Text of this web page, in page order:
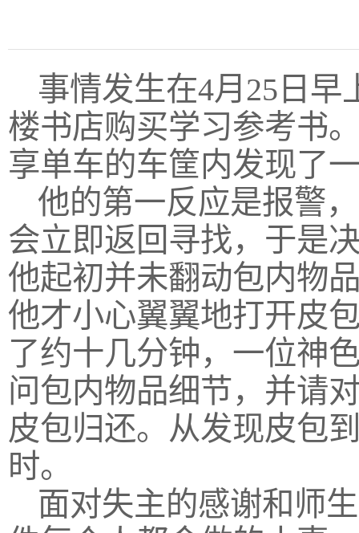
事情发生在4月25日
楼书店购买学习参考书
享单车的车筐内发现了
他的第一反应是报警
会立即返回寻找，于是
他起初并未翻动包内物
他才小心翼翼地打开皮
了约十几分钟，一位神
问包内物品细节，并请
皮包归还。从发现皮包
时。
面对失主的感谢和师